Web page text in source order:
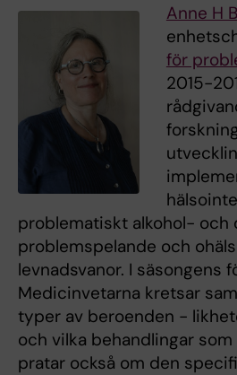
Anne H
för
2015-
problematiskt alkohol- och
problemspelande och
levnadsvanor. I säsongens
Medicinvetarna kretsar
typer av beroenden -
och vilka behandlingar
pratar också om den